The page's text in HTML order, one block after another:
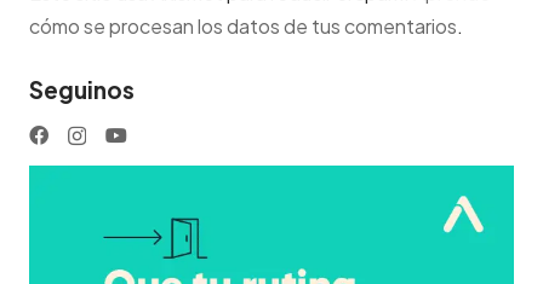
cómo se procesan los datos de tus comentarios.
Seguinos